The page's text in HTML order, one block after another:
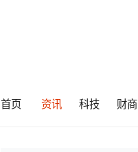
首页 资讯 科技 财商